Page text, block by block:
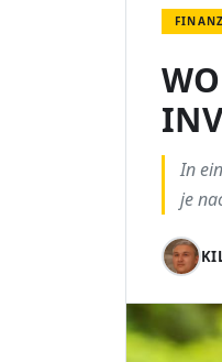
In
je